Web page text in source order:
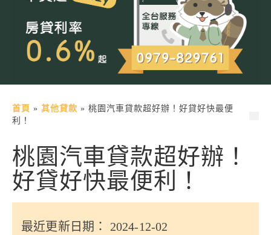
土地二胎申貸
房屋二胎申貸
軍公教貸款
土地貸款
信用貸款
代書貸款
精選知識
銀行貸款
首頁 » 其他貸款 » 桃園汽車貸款超好辦！好貸好快最便
利！
桃園汽車貸款超好辦！
好貸好快最便利！
最近更新日期： 2024-12-02